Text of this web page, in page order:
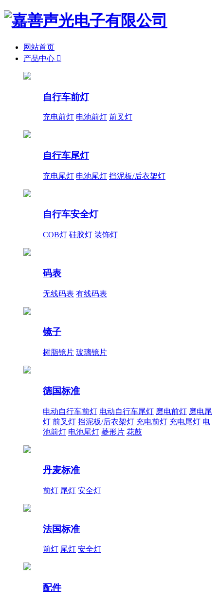
网站首页
产品中心 
自行车前灯
充电前灯 电池前灯 前叉灯
自行车尾灯
充电尾灯 电池尾灯 挡泥板/后衣架灯
自行车安全灯
COB灯 硅胶灯 装饰灯
码表
无线码表 有线码表
镜子
树脂镜片 玻璃镜片
德国标准
电动自行车前灯 电动自行车尾灯 磨电前灯 磨电尾
灯 前叉灯 挡泥板/后衣架灯 充电前灯 充电尾灯 电
池前灯 电池尾灯 菱形片 花鼓
丹麦标准
前灯 尾灯 安全灯
法国标准
前灯 尾灯 安全灯
配件